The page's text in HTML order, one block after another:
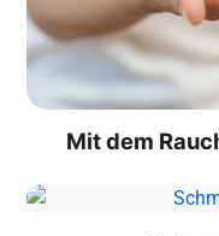
Mit dem